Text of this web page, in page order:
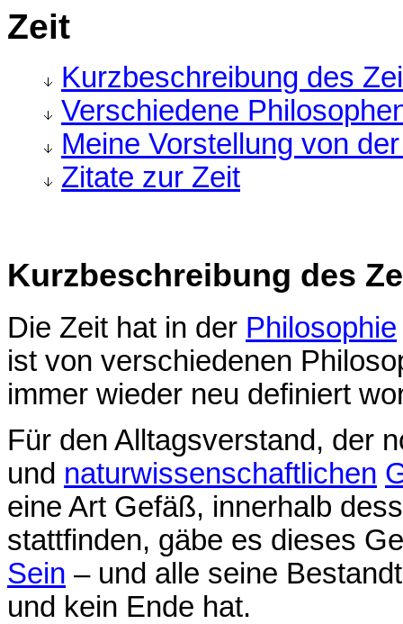
Zeit
Kurzbeschreibung des
Verschiedene
Meine Vorstellung von
Zitate zur Zeit
Kurzbeschreibung des
Die Zeit hat in der Philosophie
ist von verschiedenen
immer wieder neu definiert
Für den Alltagsverstand, der
und naturwissenschaftlichen
eine Art Gefäß, innerhalb
stattfinden, gäbe es dieses
Sein – und alle seine
und kein Ende hat.